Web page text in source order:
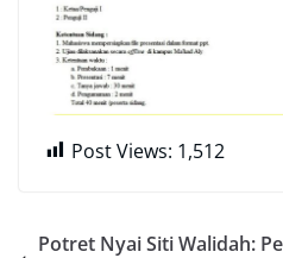
Post Views: 1,512
Potret Nyai Siti Walidah: